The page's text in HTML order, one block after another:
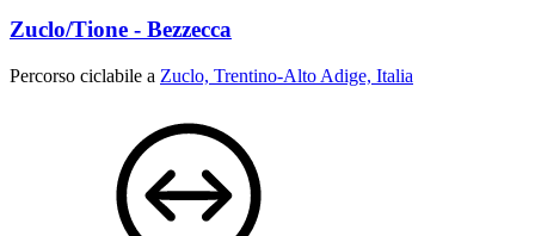
Zuclo/Tione - Bezzecca
Percorso ciclabile a Zuclo, Trentino-Alto Adige, Italia